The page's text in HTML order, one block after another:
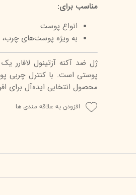
مناسب برای:
انواع پوست
به ویژه پوست‌های
ژل ضد آکنه آزتینول لافارر
پوستی است. با کنترل چربی
محصول انتخابی ایده‌آل برای
افزودن به علاقه مندی ها